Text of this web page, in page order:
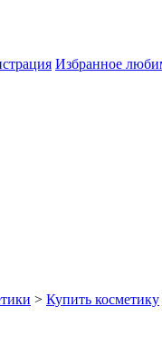
Избранное
> Купить косметику